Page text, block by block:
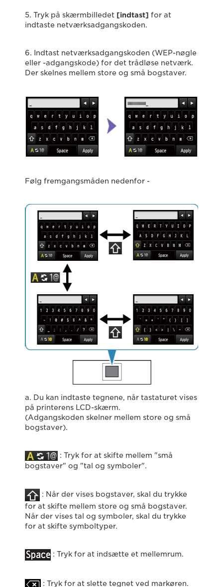
5. Tryk på skærmbilledet [indtast] for at
indtaste netværksadgangskoden.
6. Indtast netværksadgangskoden (WEP-nøgle
eller -adgangskode) for det trådløse netværk.
Der skelnes mellem store og små bogstaver.
Følg fremgangsmåden nedenfor -
a. Du kan indtaste tegnene, når tastaturet vises
på printerens LCD-skærm.
(Adgangskoden skelner mellem store og små
bogstaver).
: Tryk for at skifte mellem "små
bogstaver" og "tal og symboler".
: Når der vises bogstaver, skal du trykke
for at skifte mellem store og små bogstaver.
Når der vises tal og symboler, skal du trykke
for at skifte symboltyper.
: Tryk for at indsætte et mellemrum.
: Tryk for at slette tegnet ved markøren.